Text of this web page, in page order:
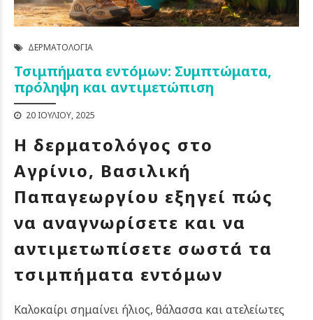
ΔΕΡΜΑΤΟΛΟΓΊΑ
Τσιμπήματα εντόμων: Συμπτώματα,
πρόληψη και αντιμετώπιση
20 ΙΟΥΛΊΟΥ, 2025
Η δερματολόγος στο
Αγρίνιο, Βασιλική
Παπαγεωργίου εξηγεί πώς
να αναγνωρίσετε και να
αντιμετωπίσετε σωστά τα
τσιμπήματα εντόμων
Καλοκαίρι σημαίνει ήλιος, θάλασσα και ατελείωτες